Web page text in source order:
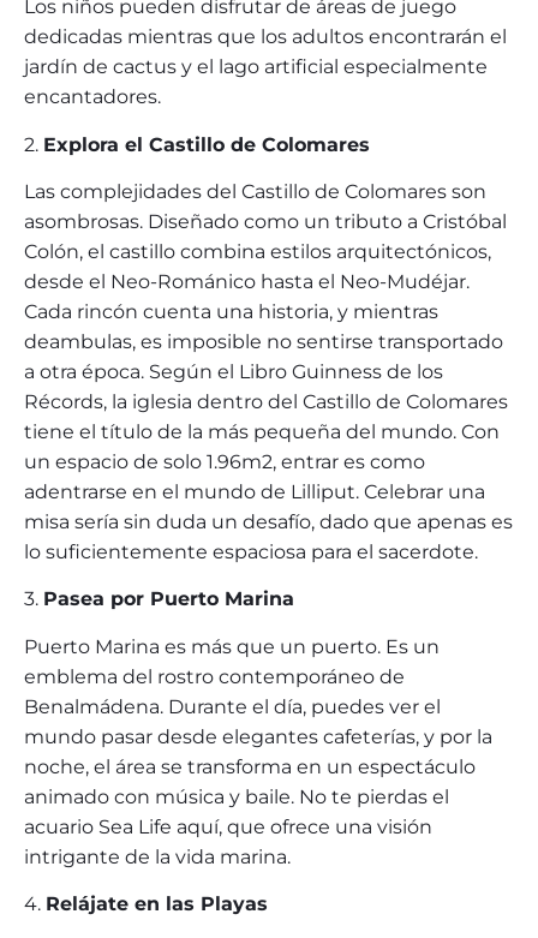
Los niños pueden disfrutar de áreas de juego
dedicadas mientras que los adultos encontrarán el
jardín de cactus y el lago artificial especialmente
encantadores.
2. Explora el Castillo de Colomares
Las complejidades del Castillo de Colomares son
asombrosas. Diseñado como un tributo a Cristóbal
Colón, el castillo combina estilos arquitectónicos,
desde el Neo-Románico hasta el Neo-Mudéjar.
Cada rincón cuenta una historia, y mientras
deambulas, es imposible no sentirse transportado
a otra época. Según el Libro Guinness de los
Récords, la iglesia dentro del Castillo de Colomares
tiene el título de la más pequeña del mundo. Con
un espacio de solo 1.96m2, entrar es como
adentrarse en el mundo de Lilliput. Celebrar una
misa sería sin duda un desafío, dado que apenas es
lo suficientemente espaciosa para el sacerdote.
3. Pasea por Puerto Marina
Puerto Marina es más que un puerto. Es un
emblema del rostro contemporáneo de
Benalmádena. Durante el día, puedes ver el
mundo pasar desde elegantes cafeterías, y por la
noche, el área se transforma en un espectáculo
animado con música y baile. No te pierdas el
acuario Sea Life aquí, que ofrece una visión
intrigante de la vida marina.
4. Relájate en las Playas